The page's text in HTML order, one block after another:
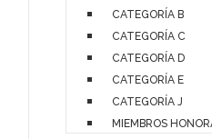
CATEGORÍA B
CATEGORÍA C
CATEGORÍA D
CATEGORÍA E
CATEGORÍA J
MIEMBROS